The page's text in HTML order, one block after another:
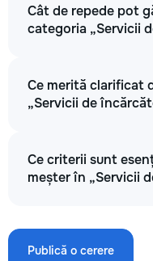
Cât de repede pot
categoria „Servicii
Ce merită clarificat
„Servicii de
Ce criterii sunt
meșter în „Servicii
Publică o cerere